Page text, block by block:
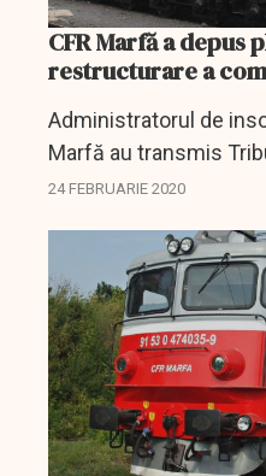
CFR Marfă a depus
restructurare a
Administratorul de
Marfă au transmis
planul de concordat al
de concordat...
24 FEBRUARIE 2020